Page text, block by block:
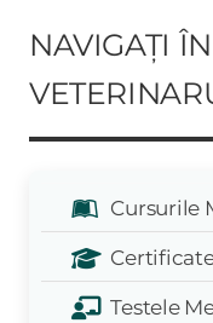
NAVIGAȚI
Cursurile
Testele